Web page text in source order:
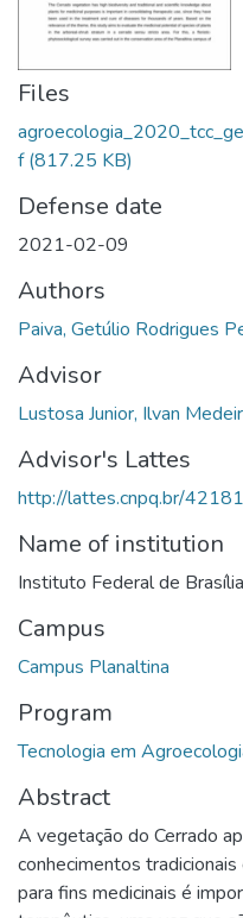
Files
f(817.25 KB)
Defense date
2021-02-09
Authors
Paiva, Getúlio Rodrigues
Advisor
Lustosa Junior, Ilvan
Advisor's Lattes
http://lattes.cnpq.br/
Name of institution
Instituto Federal de Brasília
Campus
Campus Planaltina
Program
Tecnologia em
Abstract
A vegetação do Cerrado
conhecimentos
para fins medicinais é